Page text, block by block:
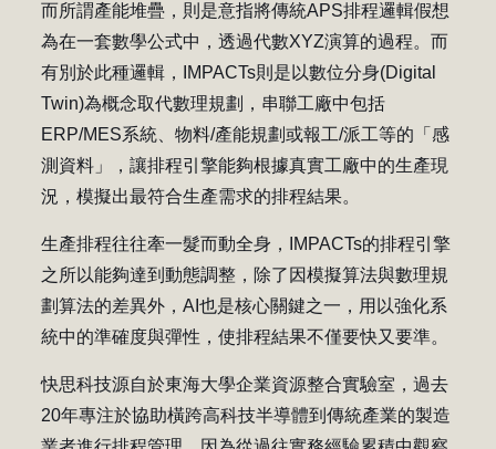
而所謂產能堆疊，則是意指將傳統APS排程邏輯假想
為在一套數學公式中，透過代數XYZ演算的過程。而
有別於此種邏輯，IMPACTs則是以數位分身(Digital
Twin)為概念取代數理規劃，串聯工廠中包括
ERP/MES系統、物料/產能規劃或報工/派工等的「感
測資料」，讓排程引擎能夠根據真實工廠中的生產現
況，模擬出最符合生產需求的排程結果。
生產排程往往牽一髮而動全身，IMPACTs的排程引擎
之所以能夠達到動態調整，除了因模擬算法與數理規
劃算法的差異外，AI也是核心關鍵之一，用以強化系
統中的準確度與彈性，使排程結果不僅要快又要準。
快思科技源自於東海大學企業資源整合實驗室，過去
20年專注於協助橫跨高科技半導體到傳統產業的製造